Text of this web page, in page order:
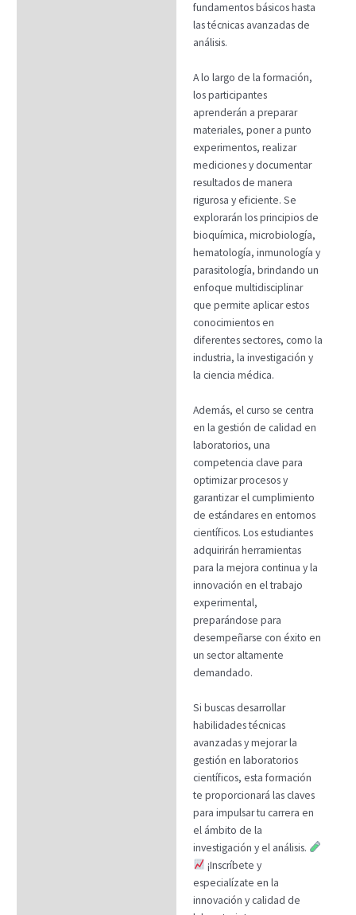
fundamentos básicos hasta
las técnicas avanzadas de
análisis.
A lo largo de la formación,
los participantes
aprenderán a preparar
materiales, poner a punto
experimentos, realizar
mediciones y documentar
resultados de manera
rigurosa y eficiente. Se
explorarán los principios de
bioquímica, microbiología,
hematología, inmunología y
parasitología, brindando un
enfoque multidisciplinar
que permite aplicar estos
conocimientos en
diferentes sectores, como la
industria, la investigación y
la ciencia médica.
Además, el curso se centra
en la gestión de calidad en
laboratorios, una
competencia clave para
optimizar procesos y
garantizar el cumplimiento
de estándares en entornos
científicos. Los estudiantes
adquirirán herramientas
para la mejora continua y la
innovación en el trabajo
experimental,
preparándose para
desempeñarse con éxito en
un sector altamente
demandado.
Si buscas desarrollar
habilidades técnicas
avanzadas y mejorar la
gestión en laboratorios
científicos, esta formación
te proporcionará las claves
para impulsar tu carrera en
el ámbito de la
investigación y el análisis.
¡Inscríbete y
especialízate en la
innovación y calidad de